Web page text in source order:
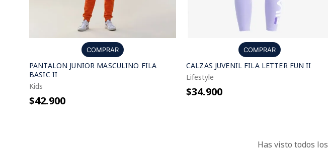
COMPRAR
PANTALON JUNIOR MASCULINO FILA
BASIC II
Kids
$42.900
COMPRAR
CALZAS JUVENIL FILA LETTER FUN II
Lifestyle
$34.900
Has visto todos los